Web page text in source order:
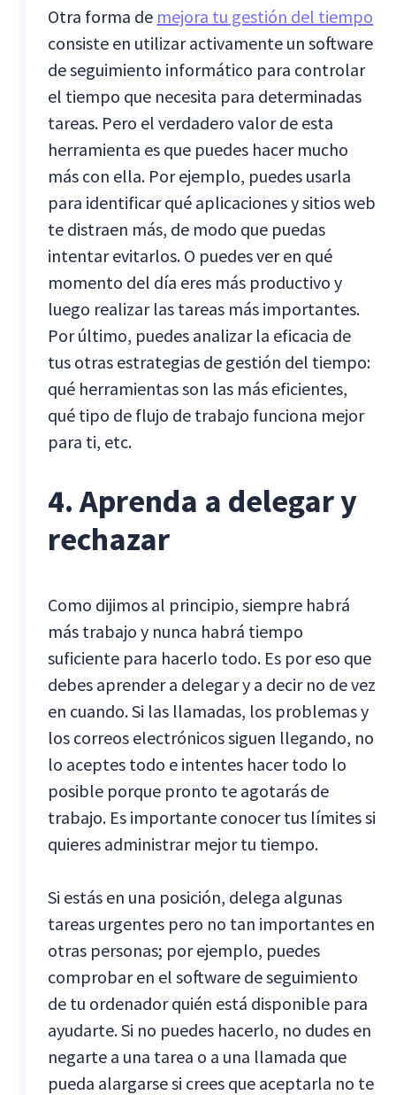
Otra forma de mejora tu gestión del tiempo
consiste en utilizar activamente un software
de seguimiento informático para controlar
el tiempo que necesita para determinadas
tareas. Pero el verdadero valor de esta
herramienta es que puedes hacer mucho
más con ella. Por ejemplo, puedes usarla
para identificar qué aplicaciones y sitios web
te distraen más, de modo que puedas
intentar evitarlos. O puedes ver en qué
momento del día eres más productivo y
luego realizar las tareas más importantes.
Por último, puedes analizar la eficacia de
tus otras estrategias de gestión del tiempo:
qué herramientas son las más eficientes,
qué tipo de flujo de trabajo funciona mejor
para ti, etc.
4. Aprenda a delegar y
rechazar
Como dijimos al principio, siempre habrá
más trabajo y nunca habrá tiempo
suficiente para hacerlo todo. Es por eso que
debes aprender a delegar y a decir no de vez
en cuando. Si las llamadas, los problemas y
los correos electrónicos siguen llegando, no
lo aceptes todo e intentes hacer todo lo
posible porque pronto te agotarás de
trabajo. Es importante conocer tus límites si
quieres administrar mejor tu tiempo.
Si estás en una posición, delega algunas
tareas urgentes pero no tan importantes en
otras personas; por ejemplo, puedes
comprobar en el software de seguimiento
de tu ordenador quién está disponible para
ayudarte. Si no puedes hacerlo, no dudes en
negarte a una tarea o a una llamada que
pueda alargarse si crees que aceptarla no te